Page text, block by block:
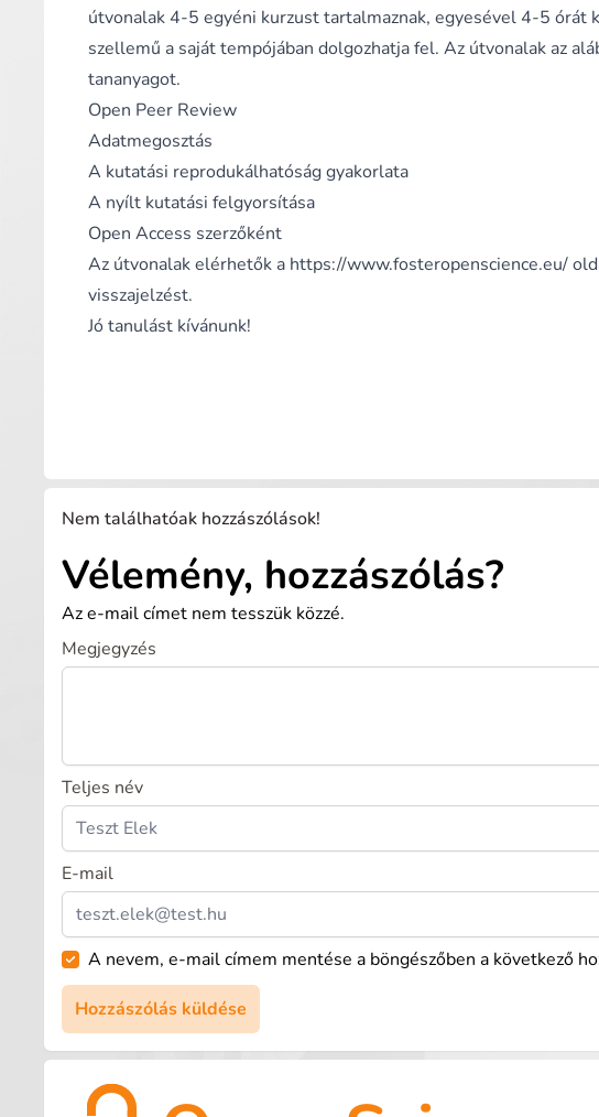
útvonalak 4-5 egyéni kurzust tartalmaznak, egyesével 4-5 órát
szellemű a saját tempójában dolgozhatja fel. Az útvonalak az
tananyagot.
Open Peer Review
Adatmegosztás
A kutatási reprodukálhatóság gyakorlata
A nyílt kutatási felgyorsítása
Open Access szerzőként
Az útvonalak elérhetők a https://www.fosteropenscience.eu/
visszajelzést.
Jó tanulást kívánunk!
Nem találhatóak hozzászólások!
Vélemény, hozzászólás?
Az e-mail címet nem tesszük közzé.
Megjegyzés
Teljes név
E-mail
A nevem, e-mail címem mentése a böngészőben a következő